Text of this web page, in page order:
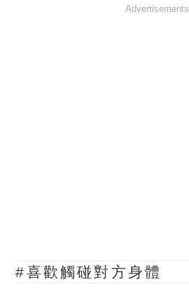
Advertisements
#喜歡觸碰對方身體